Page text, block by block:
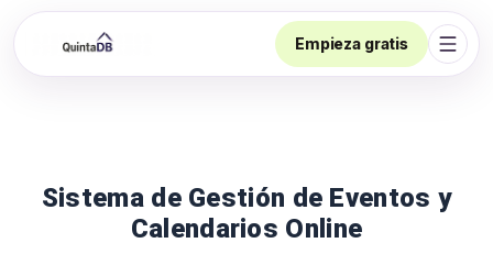
Empieza gratis
Abrir
Sistema de Gestión de Eventos y
Calendarios Online